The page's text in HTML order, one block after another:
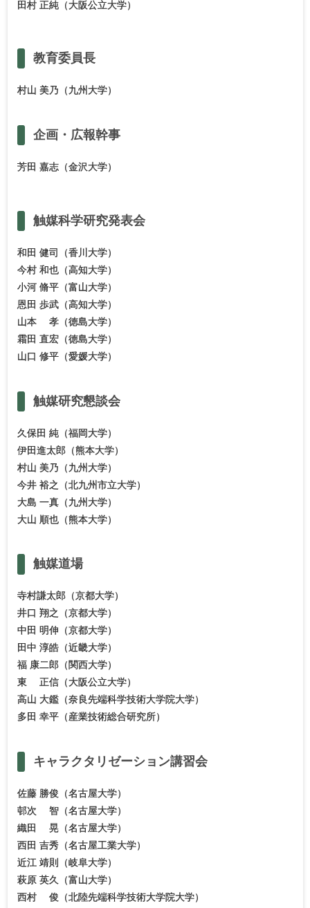
田村 正純（大阪公立大学）
教育委員長
村山 美乃（九州大学）
企画・ 広報幹事
芳田 嘉志（金沢大学）
触媒科学研究発表会
和田 健司（香川大学）
今村 和也（高知大学）
小河 脩平（富山大学）
恩田 歩武（高知大学）
山本 孝（徳島大学）
霜田 直宏（徳島大学）
山口 修平（愛媛大学）
触媒研究懇談会
久保田 純（福岡大学）
伊田進太郎（熊本大学）
村山 美乃（九州大学）
今井 裕之（北九州市立大学）
大島 一真（九州大学）
大山 順也（熊本大学）
触媒道場
寺村謙太郎（京都大学）
井口 翔之（京都大学）
中田 明伸（京都大学）
田中 淳皓（近畿大学）
福 康二郎（関西大学）
東 正信（大阪公立大学）
高山 大鑑（奈良先端科学技術大学院大学）
多田 幸平（産業技術総合研究所）
キャラクタリゼーション講習会
佐藤 勝俊（名古屋大学）
邨次 智（名古屋大学）
織田 晃（名古屋大学）
西田 吉秀（名古屋工業大学）
近江 靖則（岐阜大学）
萩原 英久（富山大学）
西村 俊（北陸先端科学技術大学院大学）